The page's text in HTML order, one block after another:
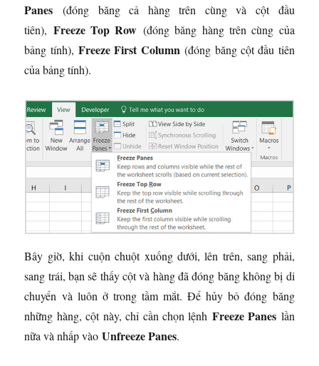
Panes (đóng băng cả hàng trên cùng và cột đầu
tiên), Freeze Top Row (đóng băng hàng trên cùng của
bảng tính),Freeze First Column (đóng băng cột đầu tiên
của bảng tính).
Bây giờ, khi cuộn chuột xuống dưới, lên trên, sang phải,
sang trái, bạn sẽ thấy cột và hàng đã đóng băng không bị di
chuyển và luôn ở trong tầm mắt. Để hủy bỏ đóng băng
những hàng, cột này, chỉ cần chọn lệnh Freeze Panes lần
nữa và nhấp vàoUnfreeze Panes.